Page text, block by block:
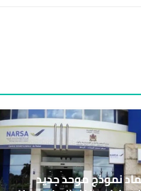
نموذج موحد جديد